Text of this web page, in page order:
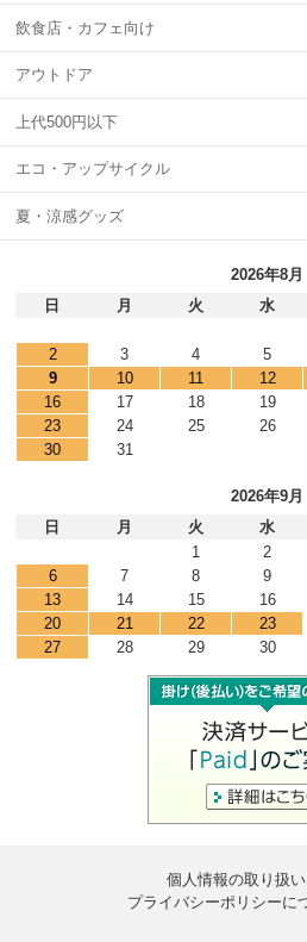
飲食店・カフェ向け
アウトドア
上代500円以下
エコ・アップサイクル
夏・涼感グッズ
2026年8月
日
月 火 水
2
3 4 5
9
10 11 12
16
17 18 19
23
24 25 26
30
31
2026年9月
日
月 火 水
1
2
6
7 8 9
13
14 15 16
20
21 22 23
27
28 29 30
個人情報の取り扱
プライバシーポリシーに